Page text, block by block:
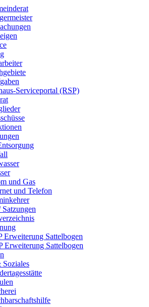
Serviceportal (RSP)
und Gas
und Telefon
Erweiterung Sattelbogen
Erweiterung Sattelbogen